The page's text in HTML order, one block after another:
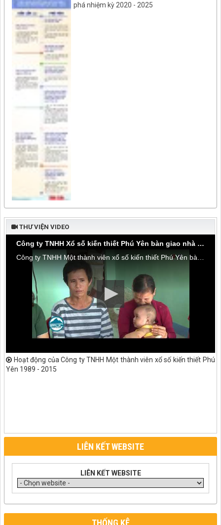
phá nhiệm kỳ 2020 - 2025
THƯ VIỆN VIDEO
Công ty TNHH Xổ số kiến thiết Phú Yên bàn giao nhà tình thương tại thôn Hòa Đa, xã An Mỹ
Hoạt động của Công ty TNHH Một thành viên xổ số kiến thiết Phú
Yên 1989 - 2015
LIÊN KẾT WEBSITE
LIÊN KẾT WEBSITE
THỐNG KÊ